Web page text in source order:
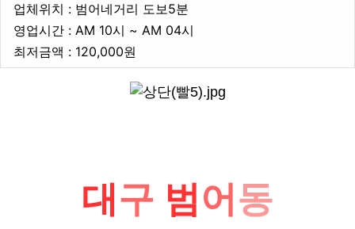
업체위치 : 범어네거리 도보5분
영업시간 : AM 10시 ~ AM 04시
최저금액 : 120,000원
대구 범어동